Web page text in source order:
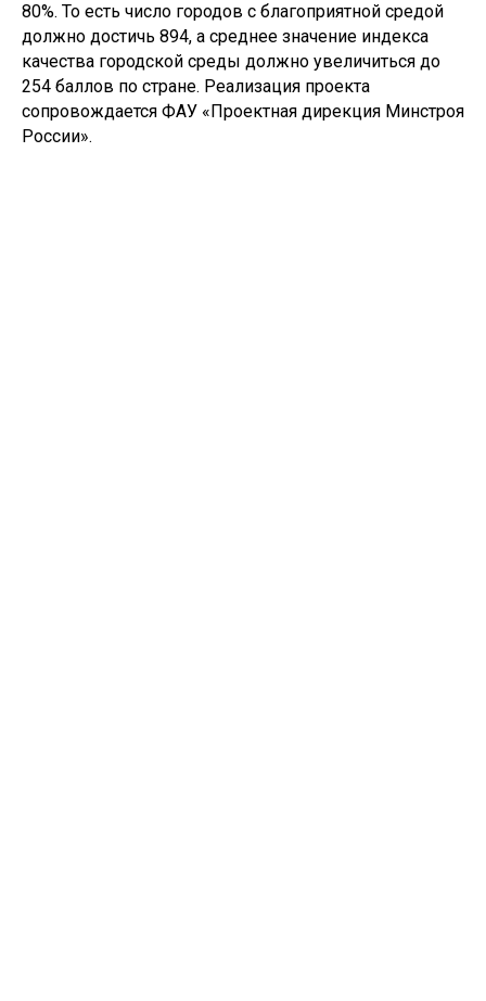
80%. То есть число городов с благоприятной средой
должно достичь 894, а среднее значение индекса
качества городской среды должно увеличиться до
254 баллов по стране. Реализация проекта
сопровождается ФАУ «Проектная дирекция Минстроя
России».